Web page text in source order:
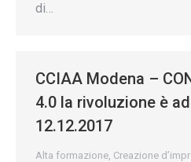
di…
CCIAA Modena –
4.0 la rivoluzione è
12.12.2017
Alta formazione, Creazione